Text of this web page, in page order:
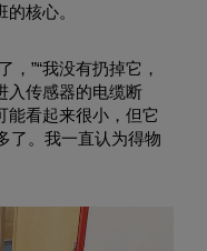
核心。
，”“我没有扔掉它，
入传感器的电缆断
能看起来很小，但它
了。我一直认为得物